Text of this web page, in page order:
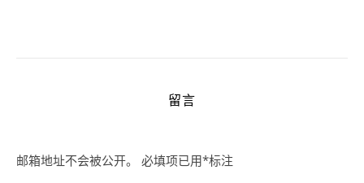
留言
邮箱地址不会被公开。 必填项已用*标注